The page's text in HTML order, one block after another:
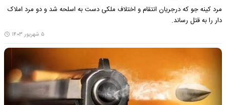
مرد کینه جو که درجریان انتقام و اختلاف ملکی دست به اسلحه شد و دو مرد املاک
دار را به قتل رساند.
۵ شهریور ۱۴۰۳